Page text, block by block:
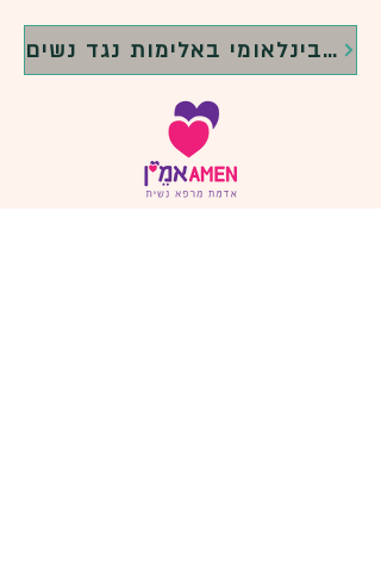
לאירועי אדמת מרפא נשית במסגרת יום המאבק הבינלאומי באלימות נגד נשים